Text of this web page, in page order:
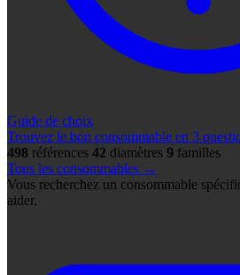
Guide de choix
Trouvez le bon consommable en 3
498 références 42 diamètres 9 familles
Tous les consommables →
Vous recherchez un consommable
aider.